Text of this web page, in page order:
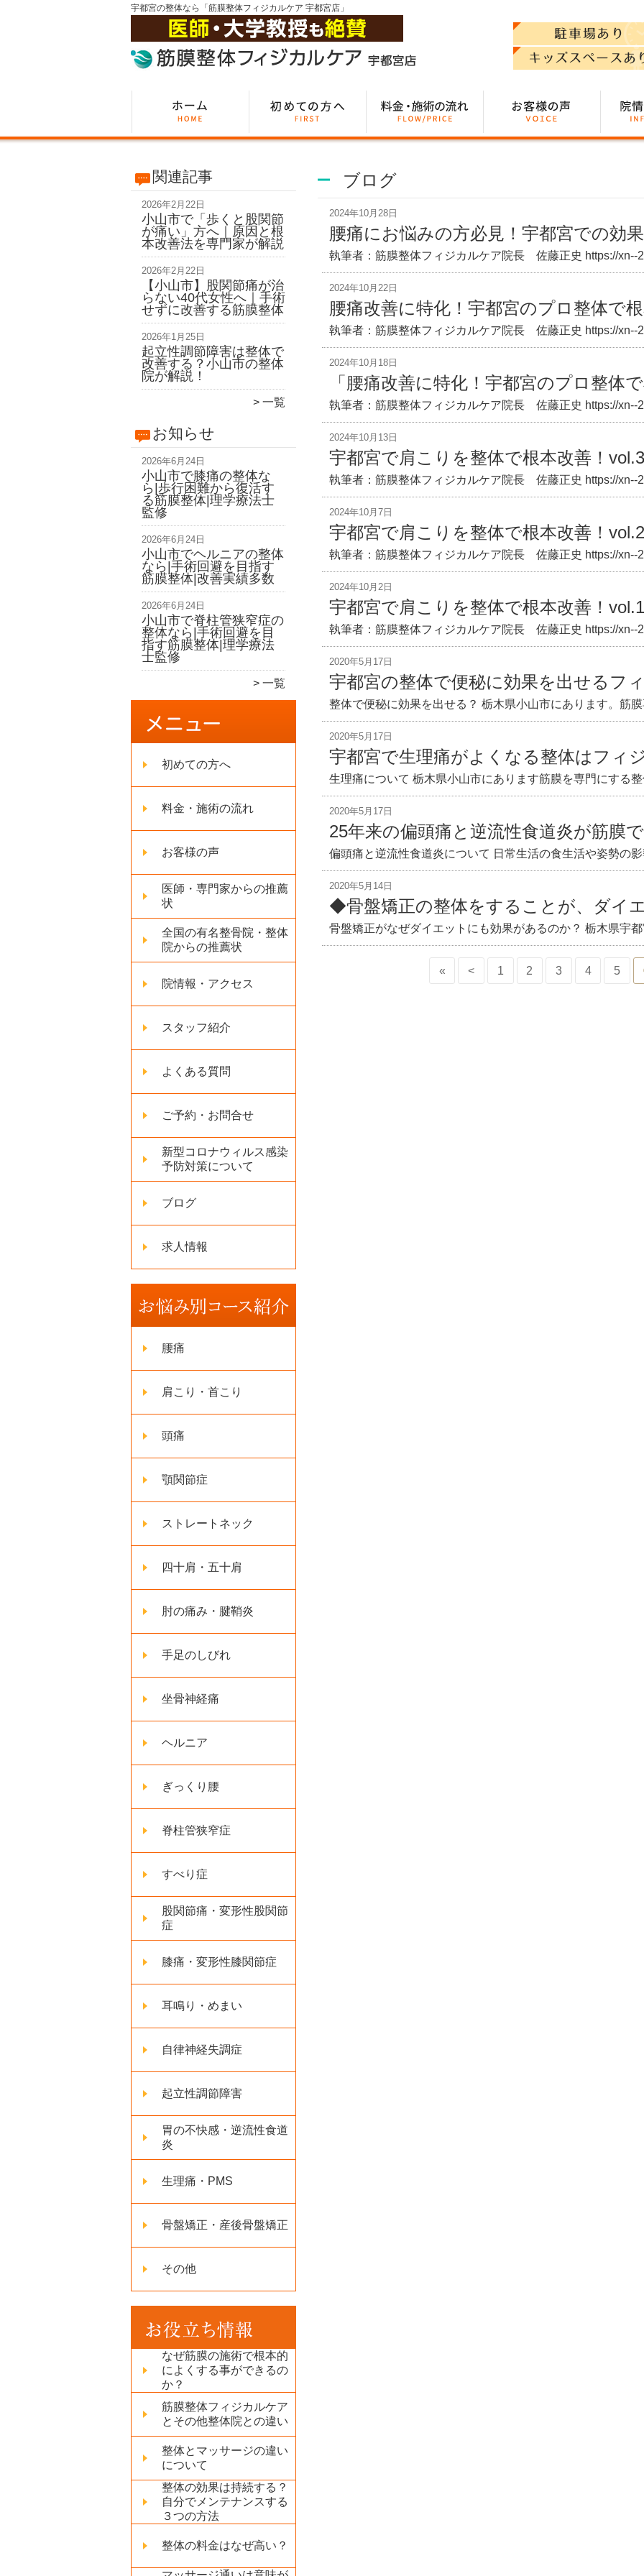
宇都宮の整体なら「筋膜整体フィジカルケア 宇都宮店」
関連記事
2026年2月22日
小山市で「歩くと股関節
が痛い」方へ｜原因と根
本改善法を専門家が解説
2026年2月22日
【小山市】股関節痛が治
らない40代女性へ｜手術
せずに改善する筋膜整体
2026年1月25日
起立性調節障害は整体で
改善する？小山市の整体
院が解説！
一覧
お知らせ
2026年6月24日
小山市で膝痛の整体な
ら|歩行困難から復活す
る筋膜整体|理学療法士
監修
2026年6月24日
小山市でヘルニアの整体
なら|手術回避を目指す
筋膜整体|改善実績多数
2026年6月24日
小山市で脊柱管狭窄症の
整体なら|手術回避を目
指す筋膜整体|理学療法
士監修
一覧
初めての方へ
料金・施術の流れ
お客様の声
医師・専門家からの推薦
状
全国の有名整骨院・整体
院からの推薦状
院情報・アクセス
スタッフ紹介
よくある質問
ご予約・お問合せ
新型コロナウィルス感染
予防対策について
ブログ
求人情報
腰痛
肩こり・首こり
頭痛
顎関節症
ストレートネック
四十肩・五十肩
肘の痛み・腱鞘炎
手足のしびれ
坐骨神経痛
ヘルニア
ぎっくり腰
脊柱管狭窄症
すべり症
股関節痛・変形性股関節
症
膝痛・変形性膝関節症
耳鳴り・めまい
自律神経失調症
起立性調節障害
胃の不快感・逆流性食道
炎
生理痛・PMS
骨盤矯正・産後骨盤矯正
その他
なぜ筋膜の施術で根本的
によくする事ができるの
か？
筋膜整体フィジカルケア
とその他整体院との違い
整体とマッサージの違い
について
整体の効果は持続する？
自分でメンテナンスする
３つの方法
整体の料金はなぜ高い？
ブログ
2024年10月28日
腰痛にお悩みの方必見！宇都宮での効
執筆者：筋膜整体フィジカルケア院長 佐藤正史 https://xn--
2024年10月22日
腰痛改善に特化！宇都宮のプロ整体で
執筆者：筋膜整体フィジカルケア院長 佐藤正史 https://xn--
2024年10月18日
「腰痛改善に特化！宇都宮のプロ整体
執筆者：筋膜整体フィジカルケア院長 佐藤正史 https://xn--
2024年10月13日
宇都宮で肩こりを整体で根本改善！vol.3
執筆者：筋膜整体フィジカルケア院長 佐藤正史 https://xn--
2024年10月7日
宇都宮で肩こりを整体で根本改善！vol.2
執筆者：筋膜整体フィジカルケア院長 佐藤正史 https://xn--
2024年10月2日
宇都宮で肩こりを整体で根本改善！vol.1
執筆者：筋膜整体フィジカルケア院長 佐藤正史 https://xn--
2020年5月17日
宇都宮の整体で便秘に効果を出せるフ
整体で便秘に効果を出せる？ 栃木県小山市にあります。筋
2020年5月17日
宇都宮で生理痛がよくなる整体はフィ
生理痛について 栃木県小山市にあります筋膜を専門にする
2020年5月17日
25年来の偏頭痛と逆流性食道炎が筋膜で
偏頭痛と逆流性食道炎について 日常生活の食生活や姿勢の
2020年5月14日
◆骨盤矯正の整体をすることが、ダイ
骨盤矯正がなぜダイエットにも効果があるのか？ 栃木県宇
« < 1 2 3 4 5